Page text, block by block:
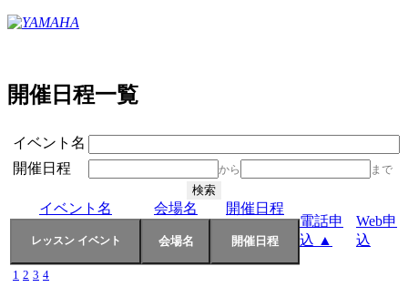
開催日程一覧
イベント名
開催日程
から まで
イベント名 会場名
開催日程
電話申
込 ▲
Web申
込
1 2 3 4